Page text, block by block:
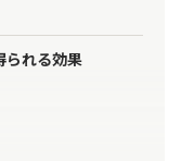
られる効果